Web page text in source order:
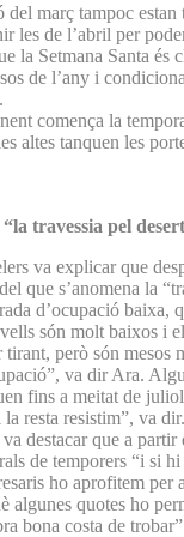
del març tampoc
les de l’abril per
la Setmana Santa és
de l’any i
comença la
altes tanquen les
travessia pel
va explicar que
que s’anomena la
d’ocupació baixa,
són molt baixos i
tirant, però són mesos
va dir Ara.
fins a meitat de
resta resistim”, va
destacar que a partir
de temporers “i si
ho aprofitem per
algunes quotes ho
bona costa de